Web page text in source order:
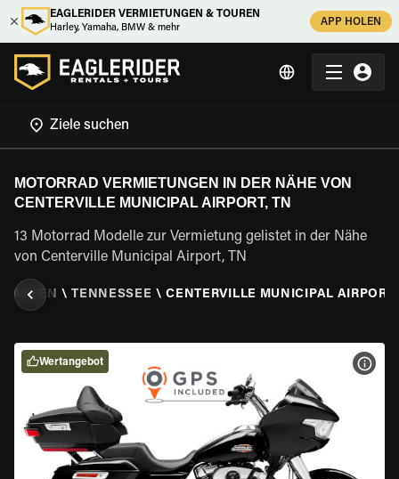
EAGLERIDER VERMIETUNGEN & TOUREN
Harley, Yamaha, BMW & mehr
APP HOLEN
MOTORRAD VERMIETUNGEN IN DER NÄHE VON
CENTERVILLE MUNICIPAL AIRPORT, TN
13 Motorrad Modelle zur Vermietung gelistet in der Nähe
von Centerville Municipal Airport, TN
\ TENNESSEE \ CENTERVILLE MUNICIPAL
Wertangebot